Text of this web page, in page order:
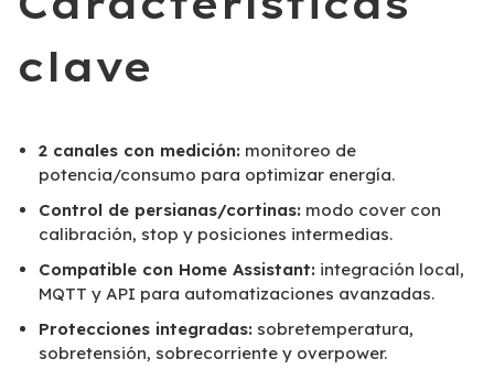
clave
2 canales con medición: monitoreo de
potencia/consumo para optimizar energía.
Control de persianas/cortinas: modo cover con
calibración, stop y posiciones intermedias.
Compatible con Home Assistant: integración local,
MQTT y API para automatizaciones avanzadas.
Protecciones integradas: sobretemperatura,
sobretensión, sobrecorriente y overpower.